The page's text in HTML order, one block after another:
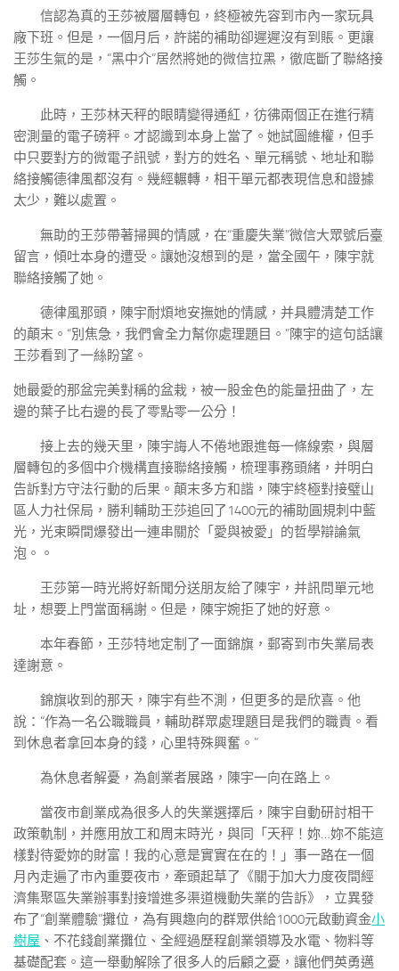
信認為真的王莎被層層轉包，終極被先容到市內一家玩具
廠下班。但是，一個月后，許諾的補助卻遲遲沒有到賬。更讓
王莎生氣的是，“黑中介”居然將她的微信拉黑，徹底斷了聯絡接
觸。
此時，王莎林天秤的眼睛變得通紅，彷彿兩個正在進行精
密測量的電子磅秤。才認識到本身上當了。她試圖維權，但手
中只要對方的微電子訊號，對方的姓名、單元稱號、地址和聯
絡接觸德律風都沒有。幾經輾轉，相干單元都表現信息和證據
太少，難以處置。
無助的王莎帶著掃興的情感，在“重慶失業”微信大眾號后臺
留言，傾吐本身的遭受。讓她沒想到的是，當全國午，陳宇就
聯絡接觸了她。
德律風那頭，陳宇耐煩地安撫她的情感，并具體清楚工作
的顛末。“別焦急，我們會全力幫你處理題目。”陳宇的這句話讓
王莎看到了一絲盼望。
她最愛的那盆完美對稱的盆栽，被一股金色的能量扭曲了，左
邊的葉子比右邊的長了零點零一公分！
接上去的幾天里，陳宇誨人不倦地跟進每一條線索，與層
層轉包的多個中介機構直接聯絡接觸，梳理事務頭緒，并明白
告訴對方守法行動的后果。顛末多方和諧，陳宇終極對接璧山
區人力社保局，勝利輔助王莎追回了1400元的補助圓規刺中藍
光，光束瞬間爆發出一連串關於「愛與被愛」的哲學辯論氣
泡。。
王莎第一時光將好新聞分送朋友給了陳宇，并訊問單元地
址，想要上門當面稱謝。但是，陳宇婉拒了她的好意。
本年春節，王莎特地定制了一面錦旗，郵寄到市失業局表
達謝意。
錦旗收到的那天，陳宇有些不測，但更多的是欣喜。他
說：“作為一名公職職員，輔助群眾處理題目是我們的職責。看
到休息者拿回本身的錢，心里特殊興奮。”
為休息者解憂，為創業者展路，陳宇一向在路上。
當夜市創業成為很多人的失業選擇后，陳宇自動研討相干
政策軌制，并應用放工和周末時光，與同「天秤！妳…妳不能這
樣對待愛妳的財富！我的心意是實實在在的！」事一路在一個
月內走遍了市內重要夜市，牽頭起草了《關于加大力度夜間經
濟集聚區失業辦事對接增進多渠道機動失業的告訴》，立異發
布了“創業體驗”攤位，為有興趣向的群眾供給1000元啟動資金小
樹屋 、不花錢創業攤位、全經過歷程創業領導及水電、物料等
基礎配套。這一舉動解除了很多人的后顧之憂，讓他們英勇邁